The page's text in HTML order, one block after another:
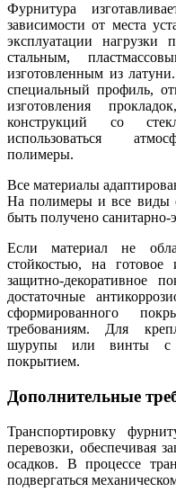
Фурнитура
зависимости от места
эксплуатации нагрузки
стальным,
изготовленным из
специальный профиль,
изготовления
конструкций со
использоваться
полимеры.
Все материалы
На полимеры и все виды
быть получено санитарно-
Если материал не
стойкостью, на готовое
защитно-декоративное
достаточные
сформированного
требованиям. Для
шурупы или винты с
покрытием.
Дополнительные
Транспортировку
перевозки, обеспечивая
осадков. В процессе
подвергаться